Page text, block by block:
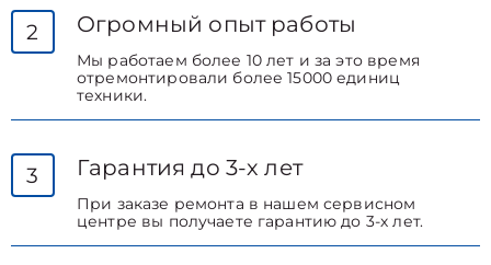
2 Огромный опыт работы
Мы работаем более 10 лет и за это время
отремонтировали более 15000 единиц
техники.
3 Гарантия до 3-х лет
При заказе ремонта в нашем сервисном
центре вы получаете гарантию до 3-х лет.